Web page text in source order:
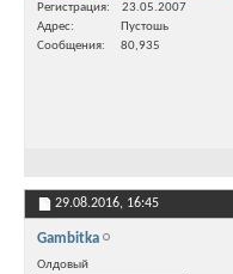
Регистрация
23.05.2007
Адрес
Пустошь
Сообщения
80,935
29.08.2016, 16:45
Gambitka
Олдовый